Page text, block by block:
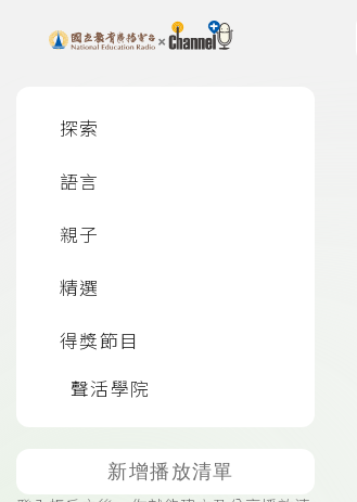
上方功能區塊
探索
語言
親子
精選
得獎節目
聲活學院
新增播放清單